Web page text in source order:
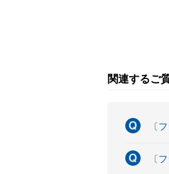
関連するご
〔
〔